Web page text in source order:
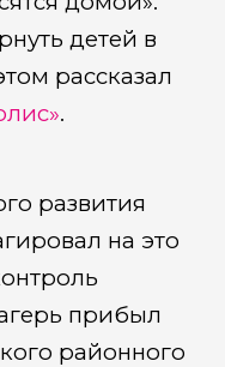
детей в
рассказал
.
развития
на это
прибыл
районного